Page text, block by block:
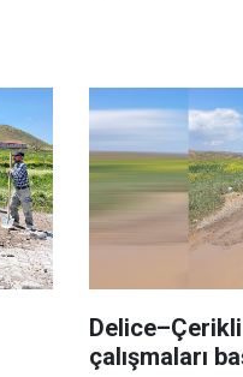
çalışmaları